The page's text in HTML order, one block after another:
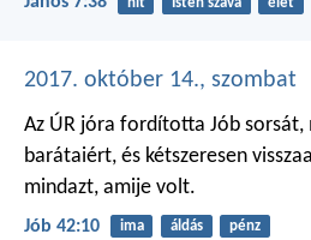
2017. október 14., szombat
Az ÚR jóra fordította Jób
barátaiért, és kétszeresen
mindazt, amije volt.
Jób 42:10 ima áldás pénz